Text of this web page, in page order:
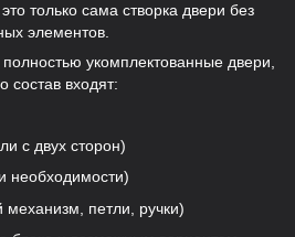
только сама створка двери без
элементов.
укомплектованные двери,
состав входят:
с двух сторон)
необходимости)
петли, ручки)